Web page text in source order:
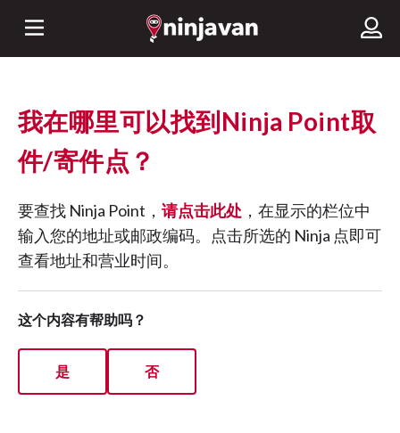
我在哪里可以找到Ninja Point取
件/寄件点？
要查找 Ninja Point， 请点击此处 ，在显示的栏位中
输入您的地址或邮政编码。点击所选的 Ninja 点即可
查看地址和营业时间。
这个内容有帮助吗？
是 否